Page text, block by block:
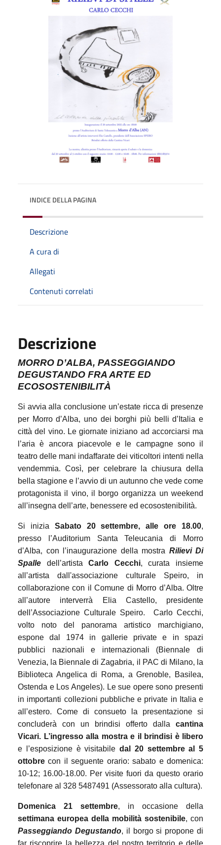
INDICE DELLA PAGINA
Descrizione
A cura di
Allegati
Contenuti correlati
Descrizione
MORRO D’ALBA, PASSEGGIANDO
DEGUSTANDO FRA ARTE ED
ECOSOSTENIBILITÀ
Si avvia alla conclusione un’estate ricca di presenze
per Morro d’Alba, uno dei borghi più belli d’Italia e
città del vino. Le giornate iniziano ad accorciarsi ma
l’aria è ancora piacevole e le campagne sono il
teatro delle mani indaffarate dei viticoltori intenti nella
vendemmia. Così, per celebrare la chiusura della
bella stagione e l’avvio di un autunno che vede come
protagonista il vino, il borgo organizza un weekend
all’insegna dell’arte, benessere ed ecosostenibilità.
Si inizia Sabato 20 settembre, alle ore 18.00,
presso l’Auditorium Santa Teleucania di Morro
d’Alba, con l’inaugurazione della mostra Rilievi Di
Spalle dell’artistaCarlo Cecchi, curata insieme
all’artista dall'associazione culturale Speiro, in
collaborazione con il Comune di Morro d’Alba. Oltre
all’autore interverrà Elia Castello, presidente
dell’Associazione Culturale Speiro.
Carlo Cecchi,
volto noto del panorama artistico marchigiano,
espone dal 1974 in gallerie private e in spazi
pubblici nazionali e internazionali (Biennale di
Venezia, la Biennale di Zagabria, il PAC di Milano, la
Biblioteca Angelica di Roma, a Grenoble, Basilea,
Ostenda e Los Angeles). Le sue opere sono presenti
in importanti collezioni pubbliche e private in Italia e
all’estero. Come di consueto la presentazione si
concluderà con un brindisi offerto dalla cantina
Vicari. L’ingresso alla mostra e il brindisi è libero
e l’esposizione è visitabile dal 20 settembre al 5
ottobre con il seguente orario: sabato e domenica:
10-12; 16.00-18.00. Per visite fuori da questo orario
telefonare al 328 5487491 (Assessorato alla cultura).
Domenica 21 settembre, in occasione della
settimana europea della mobilità sostenibile, con
Passeggiando Degustando, il borgo si propone di
far riscoprire la bellezza del nostro territorio e delle